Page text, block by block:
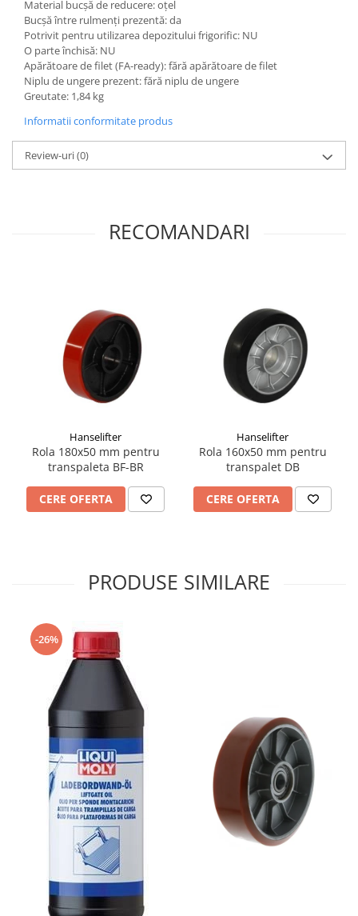
Material bucșă de reducere: oțel
Bucșă între rulmenți prezentă: da
Potrivit pentru utilizarea depozitului frigorific: NU
O parte închisă: NU
Apărătoare de filet (FA-ready): fără apărătoare de filet
Niplu de ungere prezent: fără niplu de ungere
Greutate: 1,84 kg
Informatii conformitate produs
Review-uri(0)
RECOMANDARI
Hanselifter
Rola 180x50 mm pentru
transpaleta BF-BR
CERE OFERTA
Hanselifter
Rola 160x50 mm pentru
transpalet DB
CERE OFERTA
PRODUSE SIMILARE
-26%